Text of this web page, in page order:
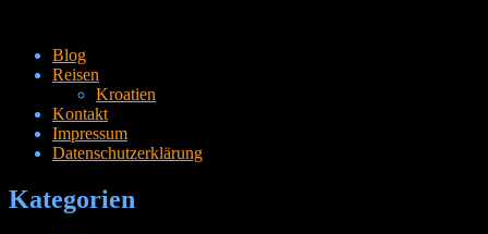
Zum
Inhalt
Blog
Reisen
Kroatien
Kontakt
Impressum
Datenschutzerklärung
Kategorien